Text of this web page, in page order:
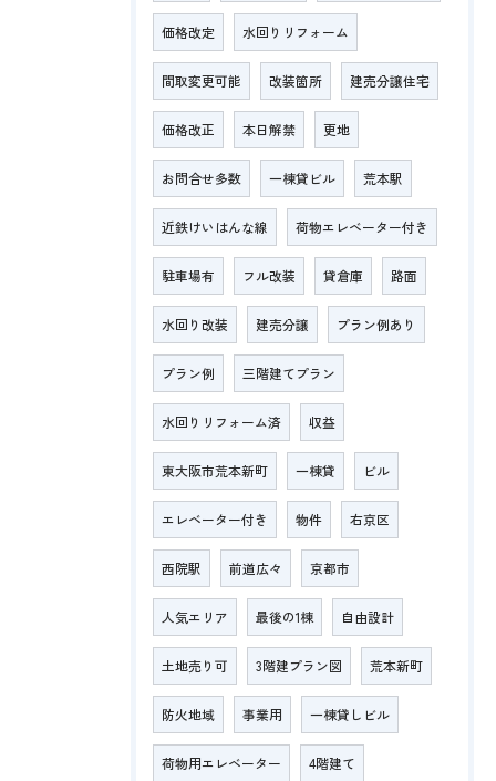
価格改定 水回りリフォーム
間取変更可能 改装箇所 建売分譲住宅
価格改正 本日解禁 更地
お問合せ多数 一棟貸ビル 荒本駅
近鉄けいはんな線 荷物エレベーター付き
駐車場有 フル改装 貸倉庫 路面
水回り改装 建売分譲 プラン例あり
プラン例 三階建てプラン
水回りリフォーム済 収益
東大阪市荒本新町 一棟貸 ビル
エレベーター付き 物件 右京区
西院駅 前道広々 京都市
人気エリア 最後の1棟 自由設計
土地売り可 3階建プラン図 荒本新町
防火地域 事業用 一棟貸しビル
荷物用エレベーター 4階建て